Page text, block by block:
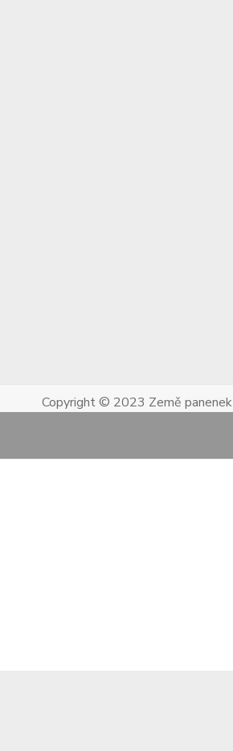
Copyright © 2023 Země panenek